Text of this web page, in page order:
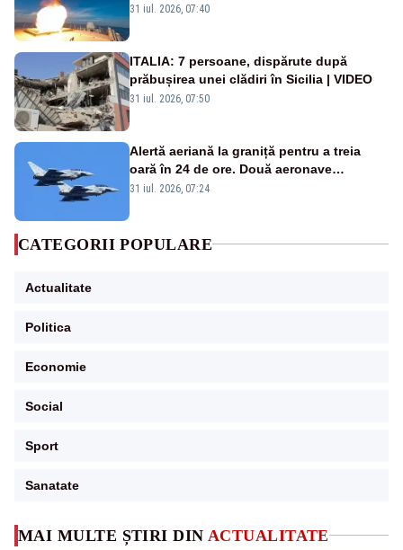
MAI MULTE ȘTIRI DIN ACTUALITATE
americană, distrusă de o rachetă
31 iul. 2026, 07:40
ITALIA: 7 persoane, dispărute după
prăbușirea unei clădiri în Sicilia | VIDEO
31 iul. 2026, 07:50
Alertă aeriană la graniță pentru a treia
oară în 24 de ore. Două aeronave
Eurofighter britanice au fost ridicate de la
31 iul. 2026, 07:24
CATEGORII POPULARE
Actualitate
Politica
Economie
Social
Sport
Sanatate